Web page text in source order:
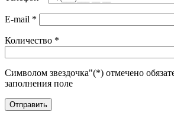
E-mail *
Количество *
Символом звездочка"(*) отмечено
заполнения поле